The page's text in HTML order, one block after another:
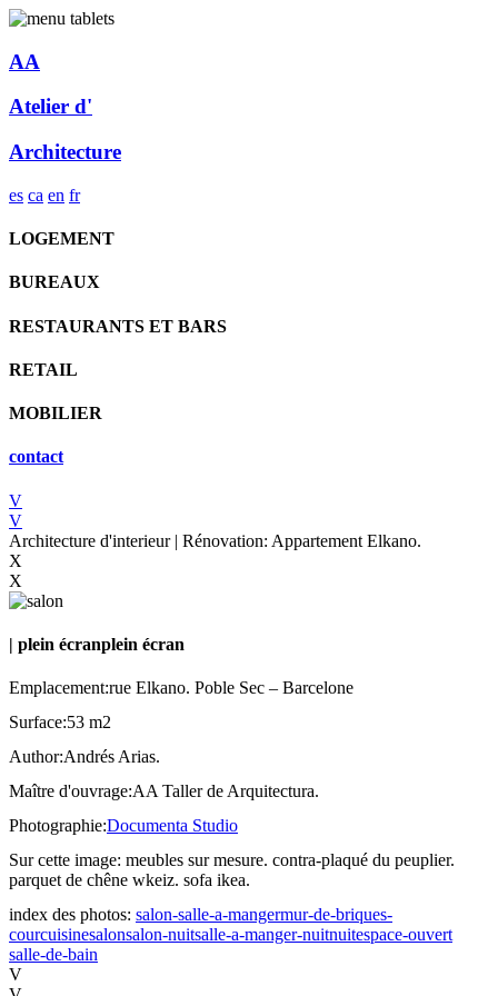
AA
Atelier d'
Architecture
es ca en fr
LOGEMENT
BUREAUX
RESTAURANTS ET BARS
RETAIL
MOBILIER
contact
V
V
Architecture d'interieur | Rénovation: Appartement Elkano.
X
X
| plein écranplein écran
Emplacement:rue Elkano. Poble Sec – Barcelone
Surface:53 m2
Author:Andrés Arias.
Maître d'ouvrage:AA Taller de Arquitectura.
Photographie:Documenta Studio
Sur cette image: meubles sur mesure. contra-plaqué du peuplier.
parquet de chêne wkeiz. sofa ikea.
index des photos: salon-salle-a-mangermur-de-briques-
courcuisinesalonsalon-nuitsalle-a-manger-nuitnuitespace-ouvert
salle-de-bain
V